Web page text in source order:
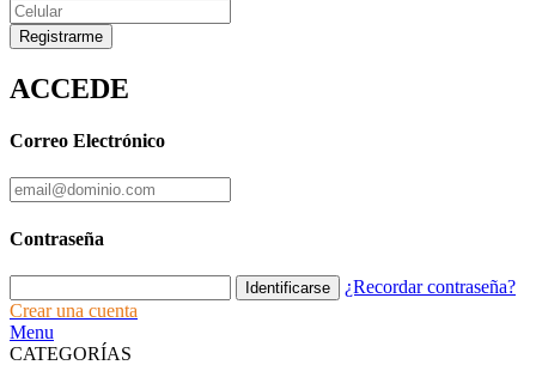
Registrarme
ACCEDE
Correo Electrónico
Contraseña
¿Recordar contraseña?
Crear una cuenta
Menu
CATEGORÍAS